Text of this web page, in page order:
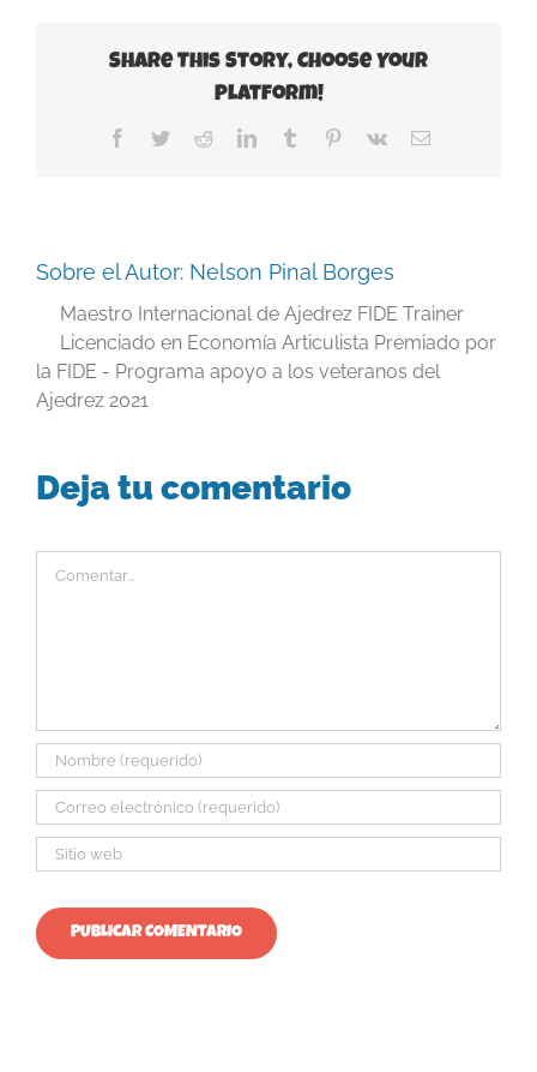
Share This Story, Choose Your
Platform!
Facebook
TwitterRedditLinkedInTumblr Pinterest
Vk
Correo
Sobre el Autor: Nelson Pinal Borges
Maestro Internacional de Ajedrez FIDE Trainer
Licenciado en Economía Articulista Premiado por
la FIDE - Programa apoyo a los veteranos del
Ajedrez 2021
Deja tu comentario